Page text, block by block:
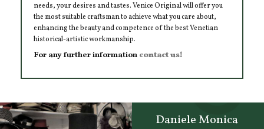
needs, your desires and tastes. Venice Original will offer you
the most suitable craftsman to achieve what you care about,
enhancing the beauty and competence of the best Venetian
historical-artistic workmanship.
For any further information contact us!
Daniele Monica